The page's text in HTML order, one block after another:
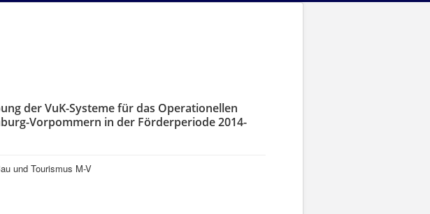
der VuK-Systeme für das Operationellen
Vorpommern in der Förderperiode 2014-
und Tourismus M-V